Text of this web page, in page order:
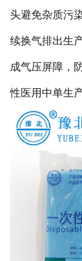
头避免杂质污
续换气排出生
成气压屏障，
性医用中单生